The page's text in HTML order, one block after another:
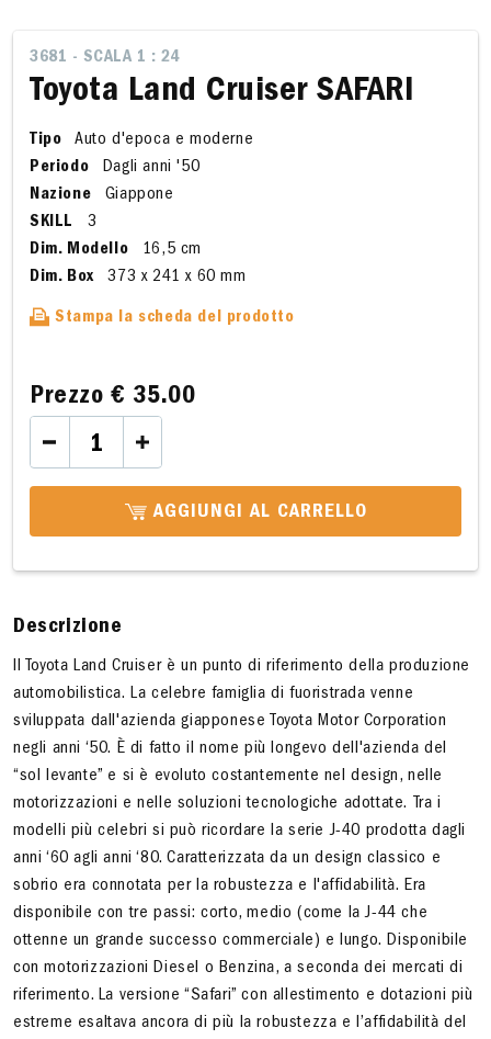
3681 - SCALA 1 : 24
Toyota Land Cruiser SAFARI
Tipo
Auto d'epoca e moderne
Periodo
Dagli anni '50
Nazione
Giappone
SKILL
3
Dim. Modello
16,5 cm
Dim. Box
373 x 241 x 60 mm
Stampa la scheda del prodotto
Prezzo€ 35.00
AGGIUNGI AL CARRELLO
Descrizione
Il Toyota Land Cruiser è un punto di riferimento della produzione
automobilistica. La celebre famiglia di fuoristrada venne
sviluppata dall'azienda giapponese Toyota Motor Corporation
negli anni ‘50. È di fatto il nome più longevo dell'azienda del
“sol levante” e si è evoluto costantemente nel design, nelle
motorizzazioni e nelle soluzioni tecnologiche adottate. Tra i
modelli più celebri si può ricordare la serie J-40 prodotta dagli
anni ‘60 agli anni ‘80. Caratterizzata da un design classico e
sobrio era connotata per la robustezza e l'affidabilità. Era
disponibile con tre passi: corto, medio (come la J-44 che
ottenne un grande successo commerciale) e lungo. Disponibile
con motorizzazioni Diesel o Benzina, a seconda dei mercati di
riferimento. La versione “Safari” con allestimento e dotazioni più
estreme esaltava ancora di più la robustezza e l’affidabilità del